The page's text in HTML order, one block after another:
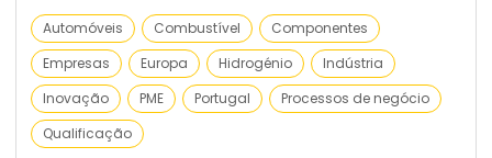
Automóveis Combustível
Componentes
Empresas
Europa Hidrogénio
Indústria
Inovação
PME Portugal
Processos de negócio
Qualificação